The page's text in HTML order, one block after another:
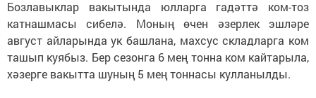
Бозлавыклар вакытында юлларга гадәттә ком-тоз
катнашмасы сибелә. Моның өчен әзерлек эшләре
август айларында ук башлана, махсус складларга ком
ташып куябыз. Бер сезонга 6 мең тонна ком кайтарыла,
хәзерге вакытта шуның 5 мең тоннасы кулланылды.